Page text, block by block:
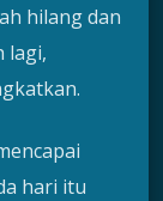
hilang dan
lagi,
hari itu